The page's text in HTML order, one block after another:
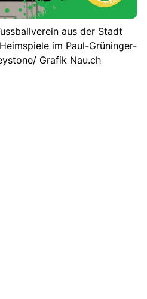
aus der Stadt
im Paul-Grüninger-
Grafik Nau.ch